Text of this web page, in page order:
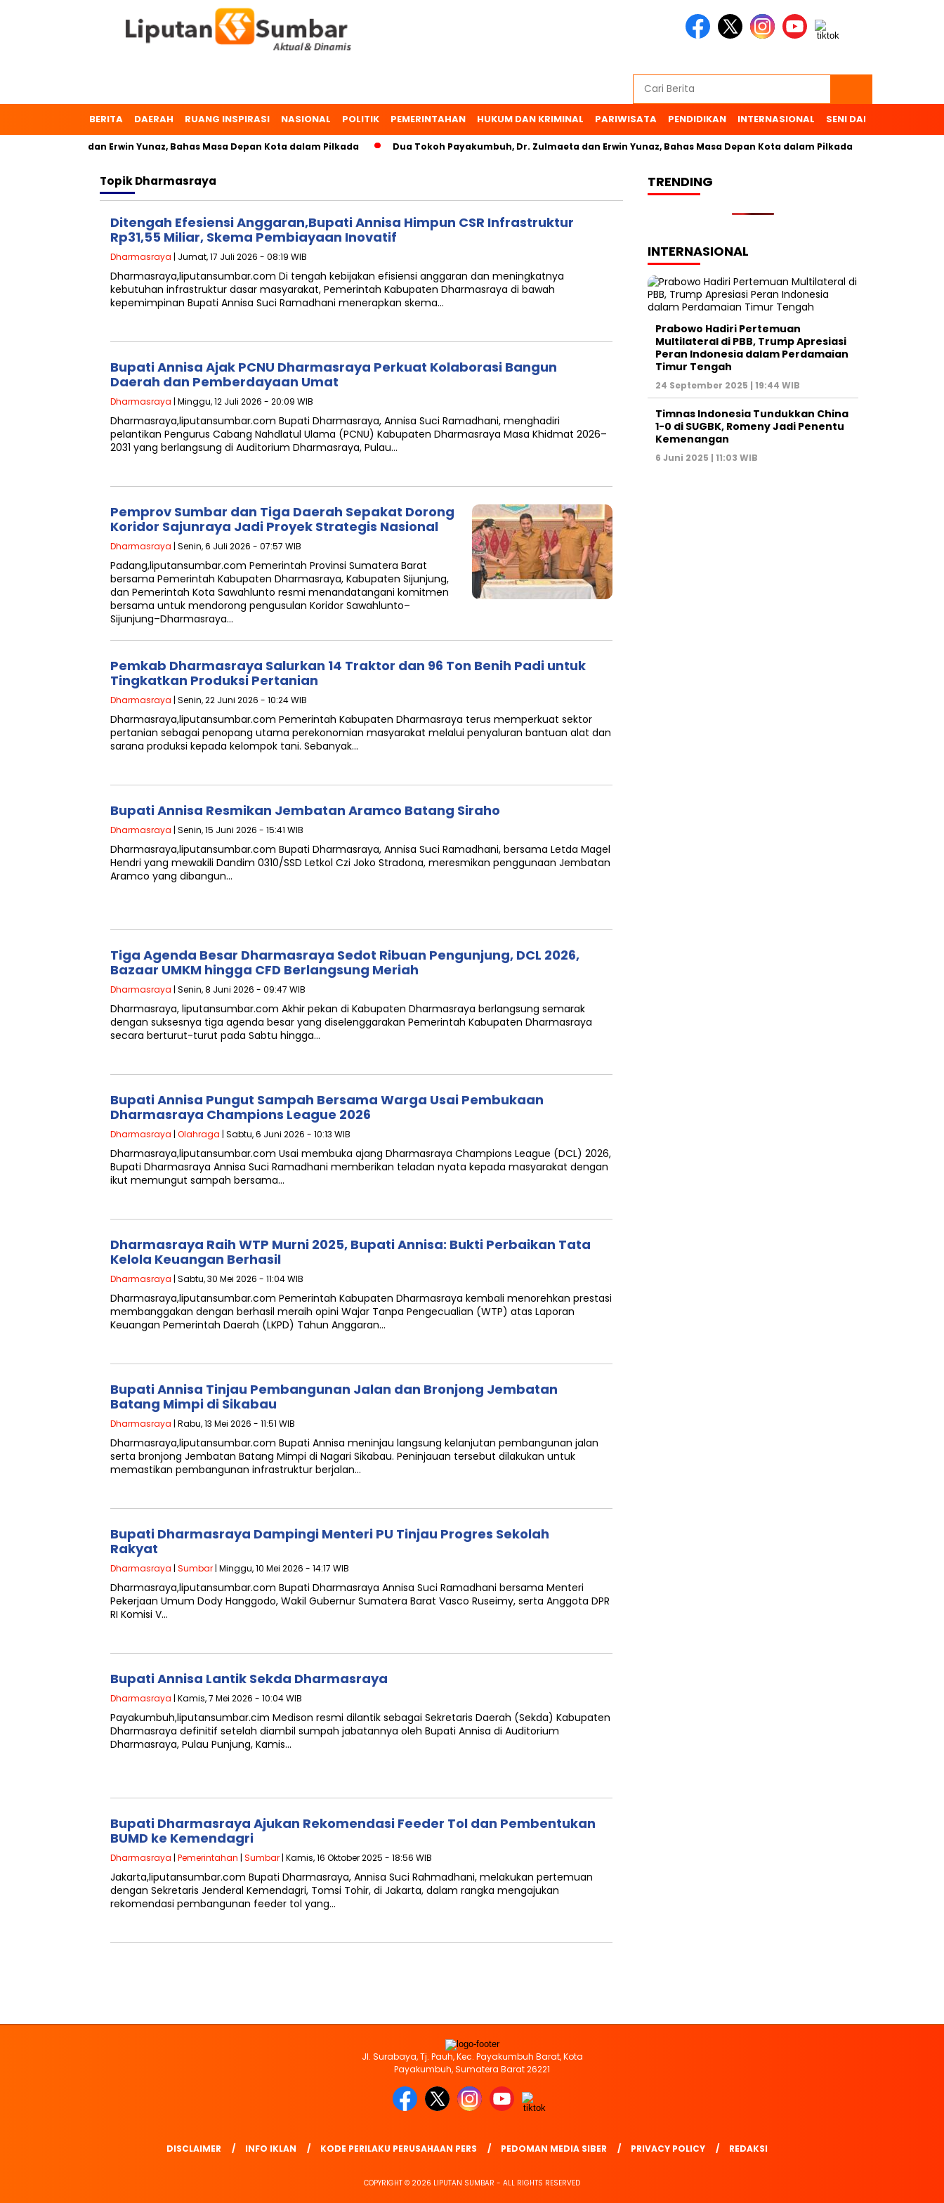
BERITA DAERAH RUANG INSPIRASI NASIONAL POLITIK PEMERINTAHAN HUKUM DAN KRIMINAL PARIWISATA PENDIDIKAN INTERNASIONAL SENI DAN BUDAYA
Zulmaeta dan Erwin Yunaz, Bahas Masa Depan Kota dalam Pilkada Dua Tokoh Payakumbuh, Dr. Zulmaeta dan Erwin Yunaz, Bahas Masa Depan Kota dalam Pilkada
TopikDharmasraya
Ditengah Efesiensi Anggaran,Bupati Annisa Himpun CSR Infrastruktur
Rp31,55 Miliar, Skema Pembiayaan Inovatif
Dharmasraya | Jumat, 17 Juli 2026 - 08:19 WIB
Dharmasraya,liputansumbar.com Di tengah kebijakan efisiensi anggaran dan meningkatnya
kebutuhan infrastruktur dasar masyarakat, Pemerintah Kabupaten Dharmasraya di bawah
kepemimpinan Bupati Annisa Suci Ramadhani menerapkan skema…
Bupati Annisa Ajak PCNU Dharmasraya Perkuat Kolaborasi Bangun
Daerah dan Pemberdayaan Umat
Dharmasraya | Minggu, 12 Juli 2026 - 20:09 WIB
Dharmasraya,liputansumbar.com Bupati Dharmasraya, Annisa Suci Ramadhani, menghadiri
pelantikan Pengurus Cabang Nahdlatul Ulama (PCNU) Kabupaten Dharmasraya Masa Khidmat 2026–
2031 yang berlangsung di Auditorium Dharmasraya, Pulau…
Pemprov Sumbar dan Tiga Daerah Sepakat Dorong
Koridor Sajunraya Jadi Proyek Strategis Nasional
Dharmasraya | Senin, 6 Juli 2026 - 07:57 WIB
Padang,liputansumbar.com Pemerintah Provinsi Sumatera Barat
bersama Pemerintah Kabupaten Dharmasraya, Kabupaten Sijunjung,
dan Pemerintah Kota Sawahlunto resmi menandatangani komitmen
bersama untuk mendorong pengusulan Koridor Sawahlunto–
Sijunjung–Dharmasraya…
Pemkab Dharmasraya Salurkan 14 Traktor dan 96 Ton Benih Padi untuk
Tingkatkan Produksi Pertanian
Dharmasraya | Senin, 22 Juni 2026 - 10:24 WIB
Dharmasraya,liputansumbar.com Pemerintah Kabupaten Dharmasraya terus memperkuat sektor
pertanian sebagai penopang utama perekonomian masyarakat melalui penyaluran bantuan alat dan
sarana produksi kepada kelompok tani. Sebanyak…
Bupati Annisa Resmikan Jembatan Aramco Batang Siraho
Dharmasraya | Senin, 15 Juni 2026 - 15:41 WIB
Dharmasraya,liputansumbar.com Bupati Dharmasraya, Annisa Suci Ramadhani, bersama Letda Magel
Hendri yang mewakili Dandim 0310/SSD Letkol Czi Joko Stradona, meresmikan penggunaan Jembatan
Aramco yang dibangun…
Tiga Agenda Besar Dharmasraya Sedot Ribuan Pengunjung, DCL 2026,
Bazaar UMKM hingga CFD Berlangsung Meriah
Dharmasraya | Senin, 8 Juni 2026 - 09:47 WIB
Dharmasraya, liputansumbar.com Akhir pekan di Kabupaten Dharmasraya berlangsung semarak
dengan suksesnya tiga agenda besar yang diselenggarakan Pemerintah Kabupaten Dharmasraya
secara berturut-turut pada Sabtu hingga…
Bupati Annisa Pungut Sampah Bersama Warga Usai Pembukaan
Dharmasraya Champions League 2026
Dharmasraya | Olahraga | Sabtu, 6 Juni 2026 - 10:13 WIB
Dharmasraya,liputansumbar.com Usai membuka ajang Dharmasraya Champions League (DCL) 2026,
Bupati Dharmasraya Annisa Suci Ramadhani memberikan teladan nyata kepada masyarakat dengan
ikut memungut sampah bersama…
Dharmasraya Raih WTP Murni 2025, Bupati Annisa: Bukti Perbaikan Tata
Kelola Keuangan Berhasil
Dharmasraya | Sabtu, 30 Mei 2026 - 11:04 WIB
Dharmasraya,liputansumbar.com Pemerintah Kabupaten Dharmasraya kembali menorehkan prestasi
membanggakan dengan berhasil meraih opini Wajar Tanpa Pengecualian (WTP) atas Laporan
Keuangan Pemerintah Daerah (LKPD) Tahun Anggaran…
Bupati Annisa Tinjau Pembangunan Jalan dan Bronjong Jembatan
Batang Mimpi di Sikabau
Dharmasraya | Rabu, 13 Mei 2026 - 11:51 WIB
Dharmasraya,liputansumbar.com Bupati Annisa meninjau langsung kelanjutan pembangunan jalan
serta bronjong Jembatan Batang Mimpi di Nagari Sikabau. Peninjauan tersebut dilakukan untuk
memastikan pembangunan infrastruktur berjalan…
Bupati Dharmasraya Dampingi Menteri PU Tinjau Progres Sekolah
Rakyat
Dharmasraya | Sumbar | Minggu, 10 Mei 2026 - 14:17 WIB
Dharmasraya,liputansumbar.com Bupati Dharmasraya Annisa Suci Ramadhani bersama Menteri
Pekerjaan Umum Dody Hanggodo, Wakil Gubernur Sumatera Barat Vasco Ruseimy, serta Anggota DPR
RI Komisi V…
Bupati Annisa Lantik Sekda Dharmasraya
Dharmasraya | Kamis, 7 Mei 2026 - 10:04 WIB
Payakumbuh,liputansumbar.cim Medison resmi dilantik sebagai Sekretaris Daerah (Sekda) Kabupaten
Dharmasraya definitif setelah diambil sumpah jabatannya oleh Bupati Annisa di Auditorium
Dharmasraya, Pulau Punjung, Kamis…
Bupati Dharmasraya Ajukan Rekomendasi Feeder Tol dan Pembentukan
BUMD ke Kemendagri
Dharmasraya | Pemerintahan | Sumbar | Kamis, 16 Oktober 2025 - 18:56 WIB
Jakarta,liputansumbar.com Bupati Dharmasraya, Annisa Suci Rahmadhani, melakukan pertemuan
dengan Sekretaris Jenderal Kemendagri, Tomsi Tohir, di Jakarta, dalam rangka mengajukan
rekomendasi pembangunan feeder tol yang…
TRENDING
INTERNASIONAL
Prabowo Hadiri Pertemuan
Multilateral di PBB, Trump Apresiasi
Peran Indonesia dalam Perdamaian
Timur Tengah
24 September 2025 | 19:44 WIB
Timnas Indonesia Tundukkan China
1-0 di SUGBK, Romeny Jadi Penentu
Kemenangan
6 Juni 2025 | 11:03 WIB
Jl. Surabaya, Tj. Pauh, Kec. Payakumbuh Barat, Kota
Payakumbuh, Sumatera Barat 26221
DISCLAIMER INFO IKLAN KODE PERILAKU PERUSAHAAN PERS PEDOMAN MEDIA SIBER PRIVACY POLICY REDAKSI
COPYRIGHT © 2026 LIPUTAN SUMBAR - ALL RIGHTS RESERVED